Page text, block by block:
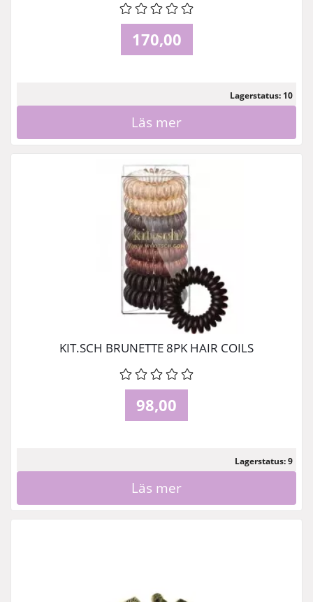
170,00
Lagerstatus: 10
Läs mer
KIT.SCH BRUNETTE 8PK HAIR COILS
98,00
Lagerstatus: 9
Läs mer